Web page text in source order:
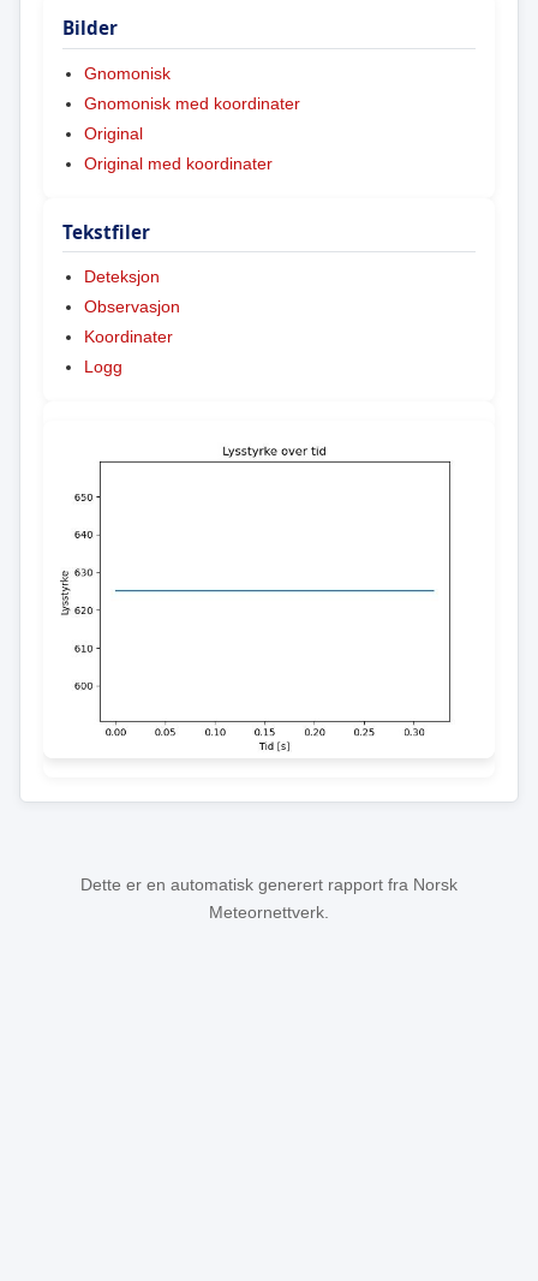
Bilder
Gnomonisk
Gnomonisk med koordinater
Original
Original med koordinater
Tekstfiler
Deteksjon
Observasjon
Koordinater
Logg
Dette er en automatisk generert rapport fra Norsk
Meteornettverk.